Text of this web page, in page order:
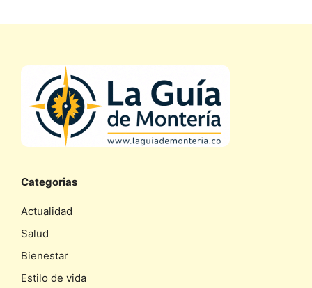
Categorias
Actualidad
Salud
Bienestar
Estilo de vida